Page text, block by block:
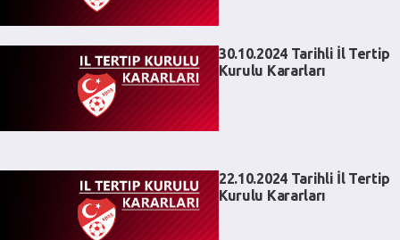
30.10.2024 Tarihli İl Tertip
Kurulu Kararları
22.10.2024 Tarihli İl Tertip
Kurulu Kararları